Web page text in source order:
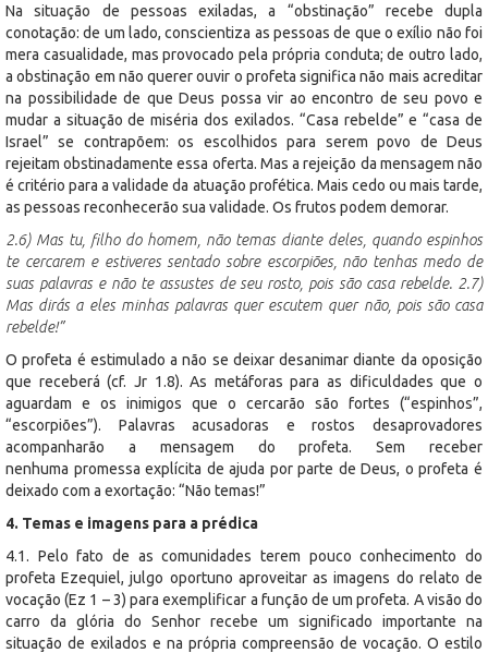
Na situação de pessoas exiladas, a “obstinação” recebe dupla
conotação: de um lado, conscientiza as pessoas de que o exílio não foi
mera casualidade, mas provocado pela própria conduta; de outro lado,
a obstinação em não querer ouvir o profeta significa não mais acreditar
na possibilidade de que Deus possa vir ao encontro de seu povo e
mudar a situação de miséria dos exilados. “Casa rebelde” e “casa de
Israel” se contrapõem: os escolhidos para serem povo de Deus
rejeitam obstinadamente essa oferta. Mas a rejeição da mensagem não
é critério para a validade da atuação profética. Mais cedo ou mais tarde,
as pessoas reconhecerão sua validade. Os frutos podem demorar.
2.6) Mas tu, filho do homem, não temas diante deles, quando espinhos
te cercarem e estiveres sentado sobre escorpiões, não tenhas medo de
suas palavras e não te assustes de seu rosto, pois são casa rebelde. 2.7)
Mas dirás a eles minhas palavras quer escutem quer não, pois são casa
rebelde!”
O profeta é estimulado a não se deixar desanimar diante da oposição
que receberá (cf. Jr 1.8). As metáforas para as dificuldades que o
aguardam e os inimigos que o cercarão são fortes (“espinhos”,
“escorpiões”). Palavras acusadoras e rostos desaprovadores
acompanharão a mensagem do profeta. Sem receber
nenhuma promessa explícita de ajuda por parte de Deus, o profeta é
deixado com a exortação: “Não temas!”
4. Temas e imagens para a prédica
4.1. Pelo fato de as comunidades terem pouco conhecimento do
profeta Ezequiel, julgo oportuno aproveitar as imagens do relato de
vocação (Ez 1 – 3) para exemplificar a função de um profeta. A visão do
carro da glória do Senhor recebe um significado importante na
situação de exilados e na própria compreensão de vocação. O estilo